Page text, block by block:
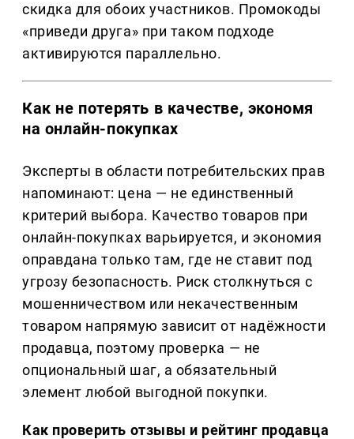
скидка для обоих участников. Промокоды
«приведи друга» при таком подходе
активируются параллельно.
Как не потерять в качестве, экономя
на онлайн-покупках
Эксперты в области потребительских прав
напоминают: цена — не единственный
критерий выбора. Качество товаров при
онлайн-покупках варьируется, и экономия
оправдана только там, где не ставит под
угрозу безопасность. Риск столкнуться с
мошенничеством или некачественным
товаром напрямую зависит от надёжности
продавца, поэтому проверка — не
опциональный шаг, а обязательный
элемент любой выгодной покупки.
Как проверить отзывы и рейтинг продавца